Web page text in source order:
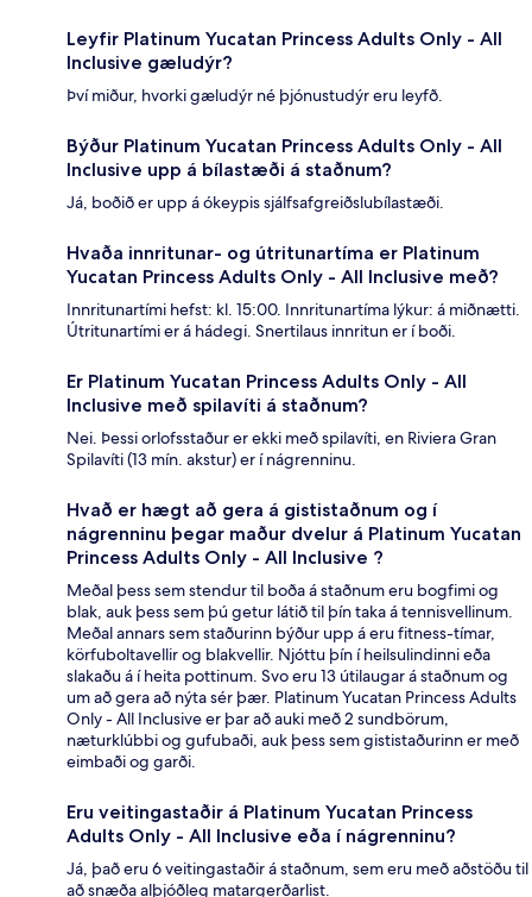
Leyfir Platinum Yucatan Princess Adults Only - All
Inclusive gæludýr?
Því miður, hvorki gæludýr né þjónustudýr eru leyfð.
Býður Platinum Yucatan Princess Adults Only - All
Inclusive upp á bílastæði á staðnum?
Já, boðið er upp á ókeypis sjálfsafgreiðslubílastæði.
Hvaða innritunar- og útritunartíma er Platinum
Yucatan Princess Adults Only - All Inclusive með?
Innritunartími hefst: kl. 15:00. Innritunartíma lýkur: á miðnætti.
Útritunartími er á hádegi. Snertilaus innritun er í boði.
Er Platinum Yucatan Princess Adults Only - All
Inclusive með spilavíti á staðnum?
Nei. Þessi orlofsstaður er ekki með spilavíti, en Riviera Gran
Spilavíti (13 mín. akstur) er í nágrenninu.
Hvað er hægt að gera á gististaðnum og í
nágrenninu þegar maður dvelur á Platinum Yucatan
Princess Adults Only - All Inclusive ?
Meðal þess sem stendur til boða á staðnum eru bogfimi og
blak, auk þess sem þú getur látið til þín taka á tennisvellinum.
Meðal annars sem staðurinn býður upp á eru fitness-tímar,
körfuboltavellir og blakvellir. Njóttu þín í heilsulindinni eða
slakaðu á í heita pottinum. Svo eru 13 útilaugar á staðnum og
um að gera að nýta sér þær. Platinum Yucatan Princess Adults
Only - All Inclusive er þar að auki með 2 sundbörum,
næturklúbbi og gufubaði, auk þess sem gististaðurinn er með
eimbaði og garði.
Eru veitingastaðir á Platinum Yucatan Princess
Adults Only - All Inclusive eða í nágrenninu?
Já, það eru 6 veitingastaðir á staðnum, sem eru með aðstöðu til
að snæða alþjóðleg matargerðarlist.